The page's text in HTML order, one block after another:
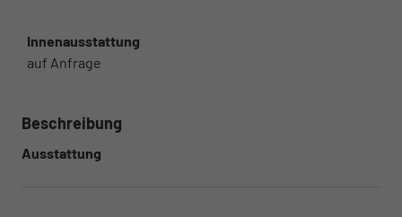
Innenausstattung
auf Anfrage
Beschreibung
Ausstattung